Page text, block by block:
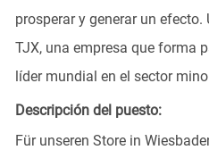
prosperar y generar un
TJX, una empresa que forma
líder mundial en el sector
Descripción del puesto:
Für unseren Store in